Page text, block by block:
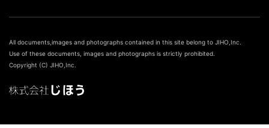
All documents,images and photographs contained in this site belong to JIHO,Inc.
Use of these documents, images and photographs is strictly prohibited.
Copyright (C) JIHO,Inc.